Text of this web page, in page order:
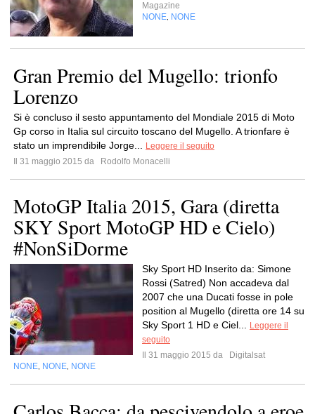
Magazine
NONE NONE
Gran Premio del Mugello: trionfo
Lorenzo
Si è concluso il sesto appuntamento del Mondiale 2015 di Moto
Gp corso in Italia sul circuito toscano del Mugello. A trionfare è
stato un imprendibile Jorge...
Leggere il seguito
Il 31 maggio 2015 da
Rodolfo Monacelli
MotoGP Italia 2015, Gara (diretta
SKY Sport MotoGP HD e Cielo)
#NonSiDorme
Sky Sport HD Inserito da: Simone
Rossi (Satred) Non accadeva dal
2007 che una Ducati fosse in pole
position al Mugello (diretta ore 14 su
Sky Sport 1 HD e Ciel...
Leggere il
seguito
Il 31 maggio 2015 da
Digitalsat
NONE NONE NONE